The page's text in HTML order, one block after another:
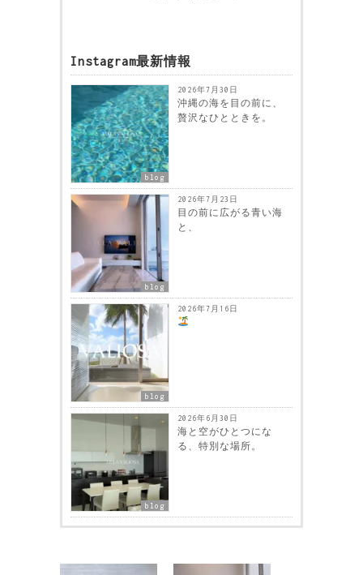
Instagram最新情報
blog
2026年7月30日
沖縄の海を目の前に、
贅沢なひとときを。
blog
2026年7月23日
目の前に広がる青い海
と、
blog
2026年7月16日
blog
2026年6月30日
海と空がひとつにな
る、特別な場所。